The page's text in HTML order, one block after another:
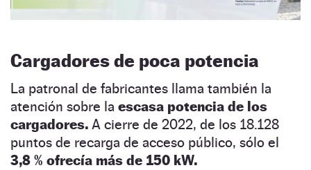
Cargadores de poca potencia
La patronal de fabricantes llama también la
atención sobre la escasa potencia de los
cargadores. A cierre de 2022, de los 18.128
puntos de recarga de acceso público, sólo el
3,8 % ofrecía más de 150 kW.